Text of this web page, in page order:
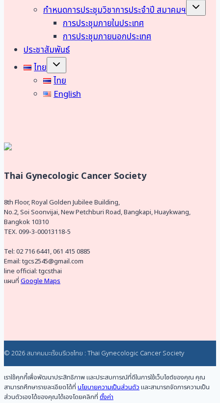
กำหนดการประชุมวิชาการประจำปี สมาคมฯ
Toggle
การประชุมภายในประเทศ
การประชุมภายนอกประเทศ
ประชาสัมพันธ์
ไทย
Toggle
menu
ไทย
English
Thai Gynecologic Cancer Society
8th Floor, Royal Golden Jubilee Building,
No.2, Soi Soonvijai, New Petchburi Road, Bangkapi, Huaykwang,
Bangkok 10310
TEX. 099-3-00013118-5
Tel: 02 716 6441, 061 415 0885
Email: tgcs2545@gmail.com
line official: tgcsthai
แผนที่ Google Maps
© 2026 สมาคมมะเร็งนรีเวชไทย : Thai Gynecologic Cancer Society
เราใช้คุกกี้เพื่อพัฒนาประสิทธิภาพ และประสบการณ์ที่ดีในการใช้เว็บไซต์ของคุณ คุณ
สามารถศึกษารายละเอียดได้ที่ นโยบายความเป็นส่วนตัวและสามารถจัดการความเป็น
ส่วนตัวเองได้ของคุณได้เองโดยคลิกที่ ตั้งค่า